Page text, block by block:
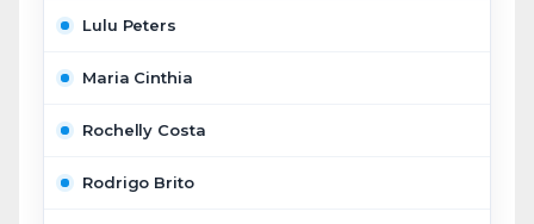
Lulu Peters
Maria Cinthia
Rochelly Costa
Rodrigo Brito